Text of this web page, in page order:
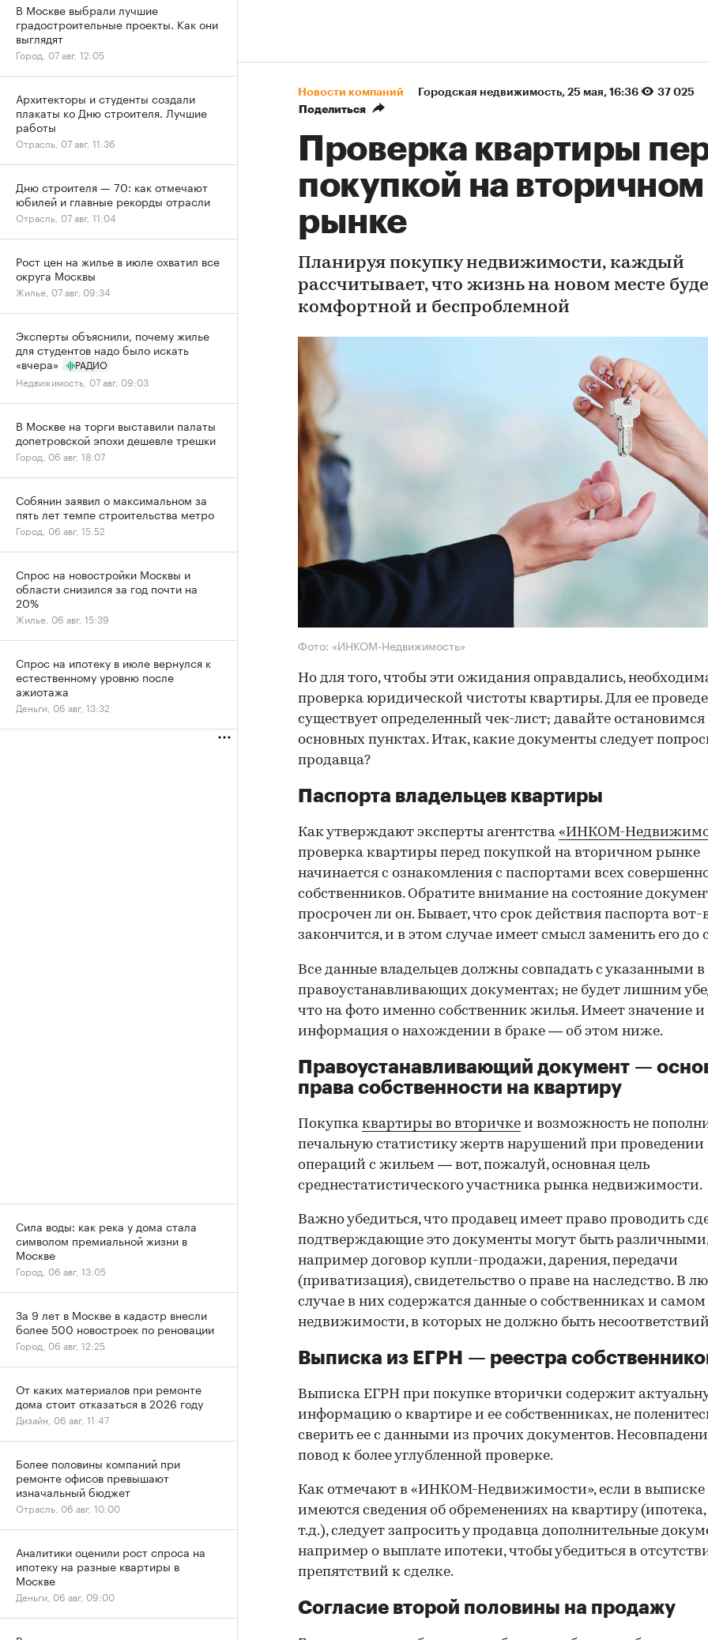
Новости компаний Городская недвижимость⁠, 25 мая, 16:36
37 025
Поделиться
Проверка квартиры
покупкой на вторичном
рынке
Планируя покупку недвижимости, каждый
рассчитывает, что жизнь на новом месте
комфортной и беспроблемной
Фото: «ИНКОМ-Недвижимость»
Но для того, чтобы эти ожидания оправдались,
проверка юридической чистоты квартиры. Для ее
существует определенный чек-лист; давайте остановимся
основных пунктах. Итак, какие документы следует
продавца?
Паспорта владельцев квартиры
Как утверждают эксперты агентства «ИНКОМ-
проверка квартиры перед покупкой на вторичном рынке
начинается с ознакомления с паспортами всех
собственников. Обратите внимание на состояние
просрочен ли он. Бывает, что срок действия паспорта вот-
закончится, и в этом случае имеет смысл заменить его до
Все данные владельцев должны совпадать с указанными в
правоустанавливающих документах; не будет лишним
что на фото именно собственник жилья. Имеет значение и
информация о нахождении в браке — об этом ниже.
Правоустанавливающий документ —
права собственности на квартиру
Покупка квартиры во вторичке и возможность не
печальную статистику жертв нарушений при проведении
операций с жильем — вот, пожалуй, основная цель
среднестатистического участника рынка недвижимости.
Важно убедиться, что продавец имеет право проводить
подтверждающие это документы могут быть различными,
например договор купли-продажи, дарения, передачи
(приватизация), свидетельство о праве на наследство. В
случае в них содержатся данные о собственниках и самом
недвижимости, в которых не должно быть
Выписка из ЕГРН — реестра
Выписка ЕГРН при покупке вторички содержит
информацию о квартире и ее собственниках, не
сверить ее с данными из прочих документов.
повод к более углубленной проверке.
Как отмечают в «ИНКОМ-Недвижимости», если в выписке
имеются сведения об обременениях на квартиру (ипотека,
т.д.), следует запросить у продавца дополнительные
например о выплате ипотеки, чтобы убедиться в
препятствий к сделке.
Согласие второй половины на продажу
В Москве выбрали лучшие
градостроительные проекты. Как они
выглядят
Город, 07 авг, 12:05
Архитекторы и студенты создали
плакаты ко Дню строителя. Лучшие
работы
Отрасль, 07 авг, 11:36
Дню строителя — 70: как отмечают
юбилей и главные рекорды отрасли
Отрасль, 07 авг, 11:04
Рост цен на жилье в июле охватил все
округа Москвы
Жилье, 07 авг, 09:34
Эксперты объяснили, почему жилье
для студентов надо было искать
«вчера»
РАДИО
Недвижимость, 07 авг, 09:03
В Москве на торги выставили палаты
допетровской эпохи дешевле трешки
Город, 06 авг, 18:07
Собянин заявил о максимальном за
пять лет темпе строительства метро
Город, 06 авг, 15:52
Спрос на новостройки Москвы и
области снизился за год почти на
20%
Жилье, 06 авг, 15:39
Спрос на ипотеку в июле вернулся к
естественному уровню после
ажиотажа
Деньги, 06 авг, 13:32
Сила воды: как река у дома стала
символом премиальной жизни в
Москве
Город, 06 авг, 13:05
За 9 лет в Москве в кадастр внесли
более 500 новостроек по реновации
Город, 06 авг, 12:25
От каких материалов при ремонте
дома стоит отказаться в 2026 году
Дизайн, 06 авг, 11:47
Более половины компаний при
ремонте офисов превышают
изначальный бюджет
Отрасль, 06 авг, 10:00
Аналитики оценили рост спроса на
ипотеку на разные квартиры в
Москве
Деньги, 06 авг, 09:00